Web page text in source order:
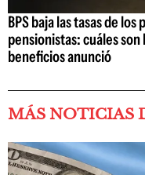
BPS baja las tasas de
pensionistas: cuáles
beneficios anunció
MÁS NOTICIAS